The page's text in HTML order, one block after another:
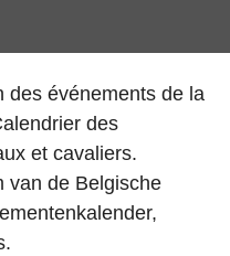
des événements de la
des
et cavaliers.
van de Belgische